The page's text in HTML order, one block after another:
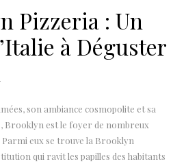
Pizzeria : Un
à Déguster
son ambiance cosmopolite et sa
Brooklyn est le foyer de nombreux
eux se trouve la Brooklyn
qui ravit les papilles des habitants